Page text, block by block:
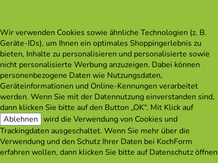
Wir verwenden Cookies sowie ähnliche Technologien (z. B.
Geräte-IDs), um Ihnen ein optimales Shoppingerlebnis zu
bieten, Inhalte zu personalisieren und personalisierte sowie
nicht personalisierte Werbung anzuzeigen. Dabei können
personenbezogene Daten wie Nutzungsdaten,
Geräteinformationen und Online-Kennungen verarbeitet
werden. Wenn Sie mit der Datennutzung einverstanden sind,
dann klicken Sie bitte auf den Button „OK“. Mit Klick auf
Ablehnen wird die Verwendung von Cookies und
Trackingdaten ausgeschaltet. Wenn Sie mehr über die
Verwendung und den Schutz Ihrer Daten bei KochForm
erfahren wollen, dann klicken Sie bitte aufDatenschutz öffnen